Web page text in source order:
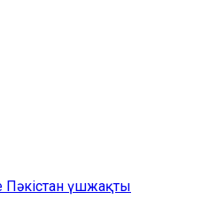
Пәкістан үшжақты